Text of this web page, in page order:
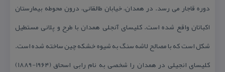
دوره قاجار می رسد. در همدان، خیابان طالقانی، درون محوطه بیمارستان
اكباتان واقع شده است. كلیسای آنجلی همدان با طرح و پلانی مستطیل
شكل است كه با مصالح لاشه سنگ به شیوه خشكه چین ساخته شده است.
كلیسای انجیلی در همدان را شخصی به نام رابی اسحاق (۱۹۶۴-۱۸۸۹)